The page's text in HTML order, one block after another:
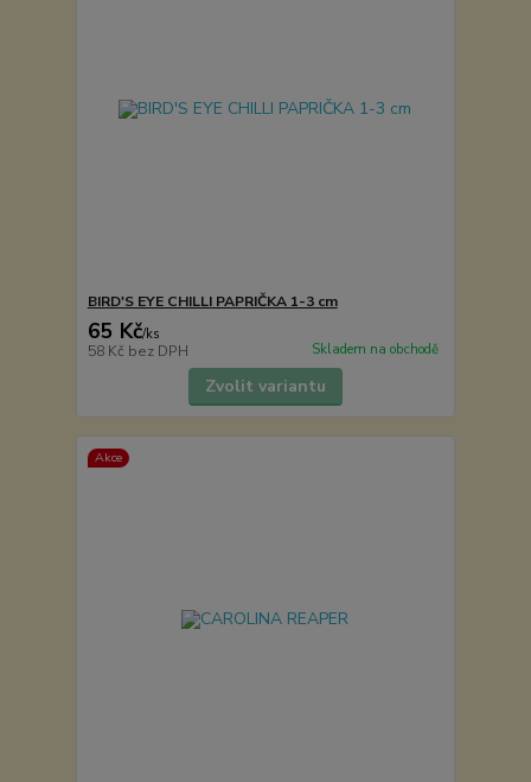
BIRD'S EYE CHILLI PAPRIČKA 1-3 cm
65 Kč/ks
58 Kč bez DPH Skladem na obchodě
Zvolit variantu
Akce